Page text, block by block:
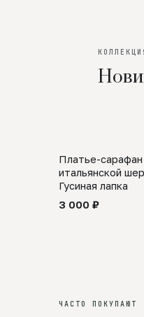
SALE
Платье-сарафан
итальянской
Гусиная лапка
3 000 ₽
ЧАСТО ПОКУПАЮТ